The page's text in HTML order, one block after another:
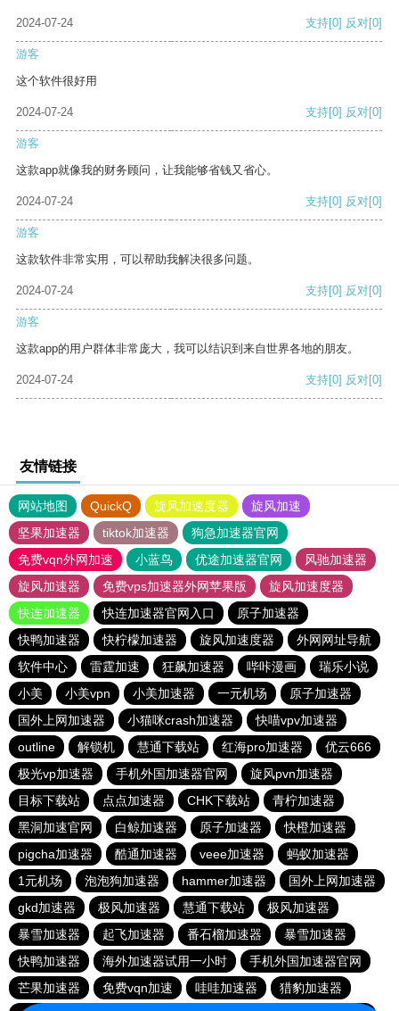
2024-07-24 支持[0] 反对[0]
游客
这个软件很好用
2024-07-24 支持[0] 反对[0]
游客
这款app就像我的财务顾问，让我能够省钱又省心。
2024-07-24 支持[0] 反对[0]
游客
这款软件非常实用，可以帮助我解决很多问题。
2024-07-24 支持[0] 反对[0]
游客
这款app的用户群体非常庞大，我可以结识到来自世界各地的朋友。
2024-07-24 支持[0] 反对[0]
友情链接
网站地图 QuickQ 旋风加速度器
旋风加速
坚果加速器
tiktok加速器
狗急加速器官网
免费vqn外网加速
小蓝鸟 优途加速器官网
风驰加速器
旋风加速器
免费vps加速器外网苹果版
旋风加速度器
快连加速器
快连加速器官网入口
原子加速器
快鸭加速器
快柠檬加速器 旋风加速度器
外网网址导航
软件中心
雷霆加速 狂飙加速器 哔咔漫画
瑞乐小说
小美
小美vpn 小美加速器 一元机场
原子加速器
国外上网加速器
小猫咪crash加速器
快喵vpv加速器
outline
解锁机 慧通下载站 红海pro加速器
优云666
极光vp加速器
手机外国加速器官网
旋风pvn加速器
目标下载站
点点加速器 CHK下载站
青柠加速器
黑洞加速官网
白鲸加速器 原子加速器
快橙加速器
pigcha加速器
酷通加速器 veee加速器
蚂蚁加速器
1元机场
泡泡狗加速器 hammer加速器
国外上网加速器
gkd加速器
极风加速器 慧通下载站
极风加速器
暴雪加速器
起飞加速器 番石榴加速器
暴雪加速器
快鸭加速器
海外加速器试用一小时
手机外国加速器官网
芒果加速器
免费vqn加速 哇哇加速器
猎豹加速器